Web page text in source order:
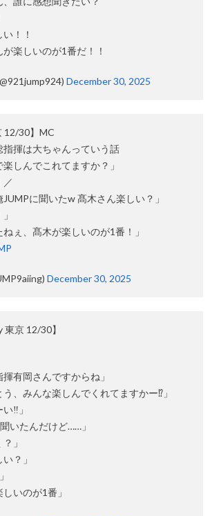
！！
楽しいのが1番だ！！
December 30, 2025
12/30】MC
指揮は大ちゃんっていう話
しんでこれてますか？」
／
に聞いたw 髙木さん楽しい？」
ぇ、髙木が楽しいのが1番！」
December 30, 2025
東京 12/30】
有岡さんですからね」
、みんな楽しんでくれてますかー⁉️」
‼️」
いたんだけど……」
」
？」
いのが1番」